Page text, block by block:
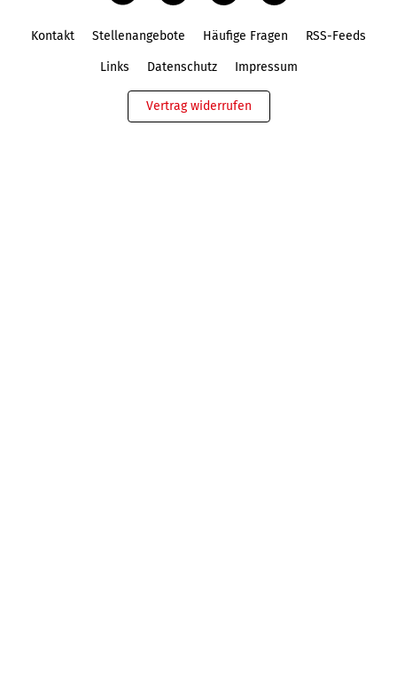
Kontakt Stellenangebote Häufige Fragen RSS-Feeds
Links Datenschutz Impressum
Vertrag widerrufen